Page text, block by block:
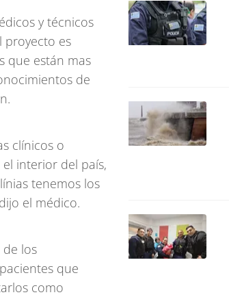
y técnicos
proyecto es
que están mas
de
clínicos o
interior del país,
tenemos los
el médico.
los
que
como